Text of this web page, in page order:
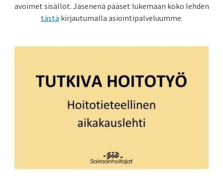
avoimet sisällöt. Jäsenenä pääset lukemaan koko lehden
tästä kirjautumalla asiointipalveluumme.